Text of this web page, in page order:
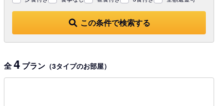
この条件で検索する
全4 プラン （3タイプのお部屋）